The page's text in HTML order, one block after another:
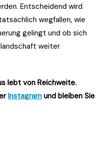
Entscheidend wird
wegfallen, wie
gelingt und ob sich
weiter
lebt von Reichweite.
Instagram und bleiben Sie